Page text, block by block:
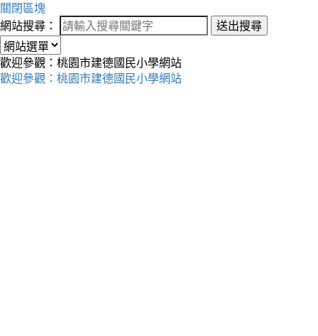
關閉區塊
網站搜尋：
送出搜尋
歡迎參觀：桃園市建德國民小學網站
歡迎參觀：桃園市建德國民小學網站